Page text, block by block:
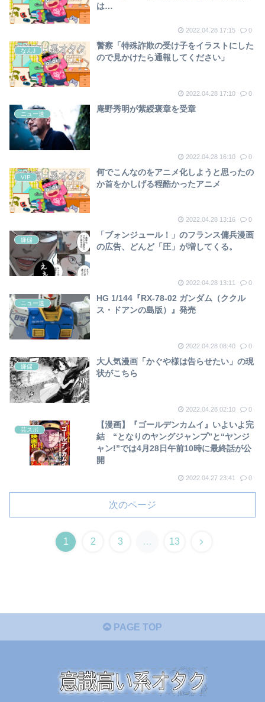
は…
2022.04.28 17:15 0
なんJ
警察「特殊詐欺の受け子をイラストにした
ので見かけたら通報してください」
2022.04.28 17:10 0
ニュー速
庵野秀明が紫綬褒章を受章
2022.04.28 16:10 0
VIP
何でこんなのをアニメ化しようと思ったの
か首をかしげる程酷かったアニメ
2022.04.28 13:16 0
嫌儲
「ブォンジュール！」のフランス傭兵漫画
の広告、どんど「圧」が増してくる。
2022.04.28 13:11 0
ニュー速
HG 1/144『RX-78-02 ガンダム（ククル
ス・ドアンの島版）』発売
2022.04.28 08:40 0
嫌儲
大人気漫画「かぐや様は告らせたい」の現
状がこちら
2022.04.28 02:10 0
芸スポ
【漫画】『ゴールデンカムイ』いよいよ完
結 “となりのヤングジャンプ”と“ヤンジ
ャン!”では4月28日午前10時に最終話が公
開
2022.04.27 23:41 0
次のページ
1 2 3 … 13
次
PAGE TOP